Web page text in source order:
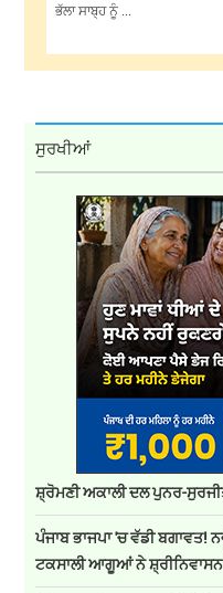
ਭੱਲਾ ਸਾਬ੍ਹ ਨੂੰ ...
ਸੁਰਖੀਆਂ
ਸ਼੍ਰੋਮਣੀ ਅਕਾਲੀ ਦਲ ਪੁਨਰ-
ਪੰਜਾਬ ਭਾਜਪਾ 'ਚ ਵੱਡੀ ਬਗਾਵਤ!
ਟਕਸਾਲੀ ਆਗੂਆਂ ਨੇ